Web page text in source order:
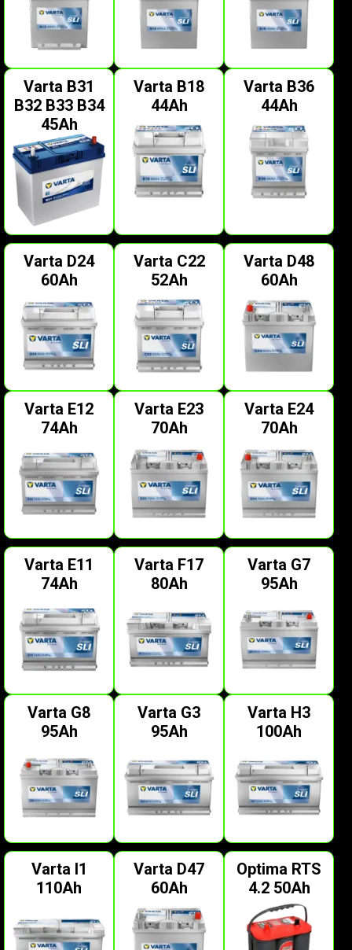
Varta B31
B32 B33 B34
45Ah
Varta B18
44Ah
Varta B36
44Ah
Varta D24
60Ah
Varta C22
52Ah
Varta D48
60Ah
Varta E12
74Ah
Varta E23
70Ah
Varta E24
70Ah
Varta E11
74Ah
Varta F17
80Ah
Varta G7
95Ah
Varta G8
95Ah
Varta G3
95Ah
Varta H3
100Ah
Varta I1
110Ah
Varta D47
60Ah
Optima RTS
4.2 50Ah